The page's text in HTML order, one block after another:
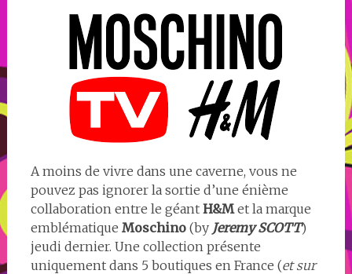
A moins de vivre dans une caverne, vous ne
pouvez pas ignorer la sortie d’une énième
collaboration entre le géant H&Met la marque
emblématique Moschino(by Jeremy SCOTT)
jeudi dernier. Une collection présente
uniquement dans 5 boutiques en France (et sur